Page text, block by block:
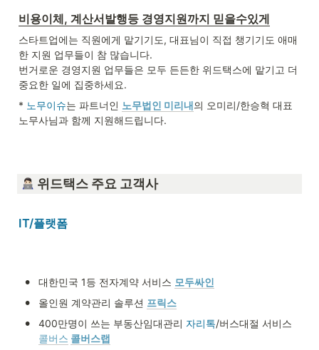
비용이체, 계산서발행등 경영지원까지 믿을수있게
스타트업에는 직원에게 맡기기도, 대표님이 직접 챙기기도 애매
한 지원 업무들이 참 많습니다.
번거로운 경영지원 업무들은 모두 든든한 위드택스에 맡기고 더
중요한 일에 집중하세요.
* 노무이슈는 파트너인 노무법인 미리내의 오미리/한승혁 대표
노무사님과 함께 지원해드립니다.
위드택스 주요 고객사
IT/플랫폼
• 대한민국 1등 전자계약 서비스 모두싸인
• 올인원 계약관리 솔루션 프릭스
• 400만명이 쓰는 부동산임대관리 자리톡
콜버스 콜버스랩